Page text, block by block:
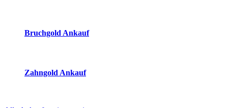
Bruchgold Ankauf
Zahngold Ankauf